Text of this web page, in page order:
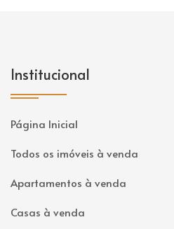
Institucional
Página Inicial
Todos os imóveis à venda
Apartamentos à venda
Casas à venda